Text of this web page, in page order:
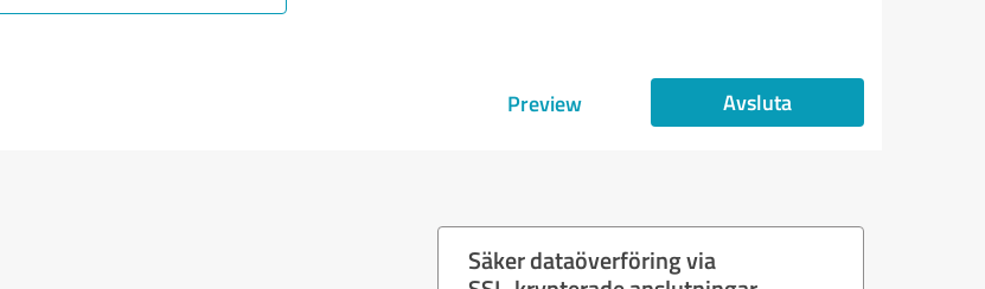
Preview Avsluta
Säker dataöverföring via